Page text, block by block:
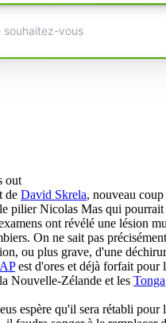
de David Skrela, nouveau
pilier Nicolas Mas qui pourrait
ont révélé une lésion
On ne sait pas
ou plus grave, d'une
est d'ores et déjà forfait pour
Nouvelle-Zélande et les Tonga
espère qu'il sera rétabli